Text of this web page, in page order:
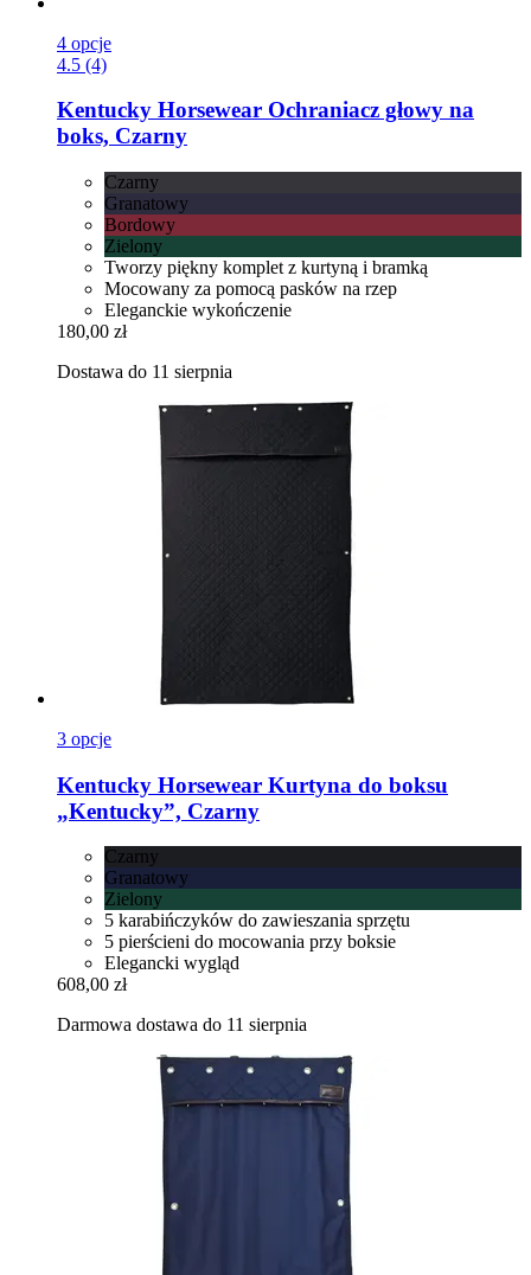
4 opcje
4.5 (4)
Kentucky Horsewear Ochraniacz głowy na
boks, Czarny
Czarny
Granatowy
Bordowy
Zielony
Tworzy piękny komplet z kurtyną i bramką
Mocowany za pomocą pasków na rzep
Eleganckie wykończenie
180,00 zł
Dostawa do 11 sierpnia
3 opcje
Kentucky Horsewear Kurtyna do boksu
„Kentucky”, Czarny
Czarny
Granatowy
Zielony
5 karabińczyków do zawieszania sprzętu
5 pierścieni do mocowania przy boksie
Elegancki wygląd
608,00 zł
Darmowa dostawa do 11 sierpnia